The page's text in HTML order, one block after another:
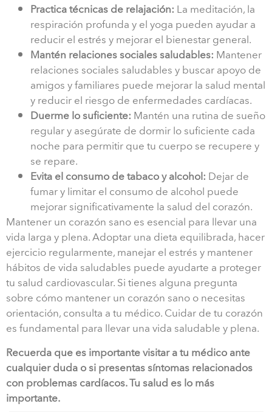
Practica técnicas de relajación: La meditación, la
respiración profunda y el yoga pueden ayudar a
reducir el estrés y mejorar el bienestar general.
Mantén relaciones sociales saludables: Mantener
relaciones sociales saludables y buscar apoyo de
amigos y familiares puede mejorar la salud mental
y reducir el riesgo de enfermedades cardíacas.
Duerme lo suficiente: Mantén una rutina de sueño
regular y asegúrate de dormir lo suficiente cada
noche para permitir que tu cuerpo se recupere y
se repare.
Evita el consumo de tabaco y alcohol: Dejar de
fumar y limitar el consumo de alcohol puede
mejorar significativamente la salud del corazón.
Mantener un corazón sano es esencial para llevar una
vida larga y plena. Adoptar una dieta equilibrada, hacer
ejercicio regularmente, manejar el estrés y mantener
hábitos de vida saludables puede ayudarte a proteger
tu salud cardiovascular. Si tienes alguna pregunta
sobre cómo mantener un corazón sano o necesitas
orientación, consulta a tu médico. Cuidar de tu corazón
es fundamental para llevar una vida saludable y plena.
Recuerda que es importante visitar a tu médico ante
cualquier duda o si presentas síntomas relacionados
con problemas cardíacos. Tu salud es lo más
importante.